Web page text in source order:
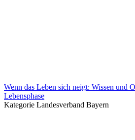
Wenn das Leben sich neigt: Wissen und
Lebensphase
Kategorie Landesverband Bayern